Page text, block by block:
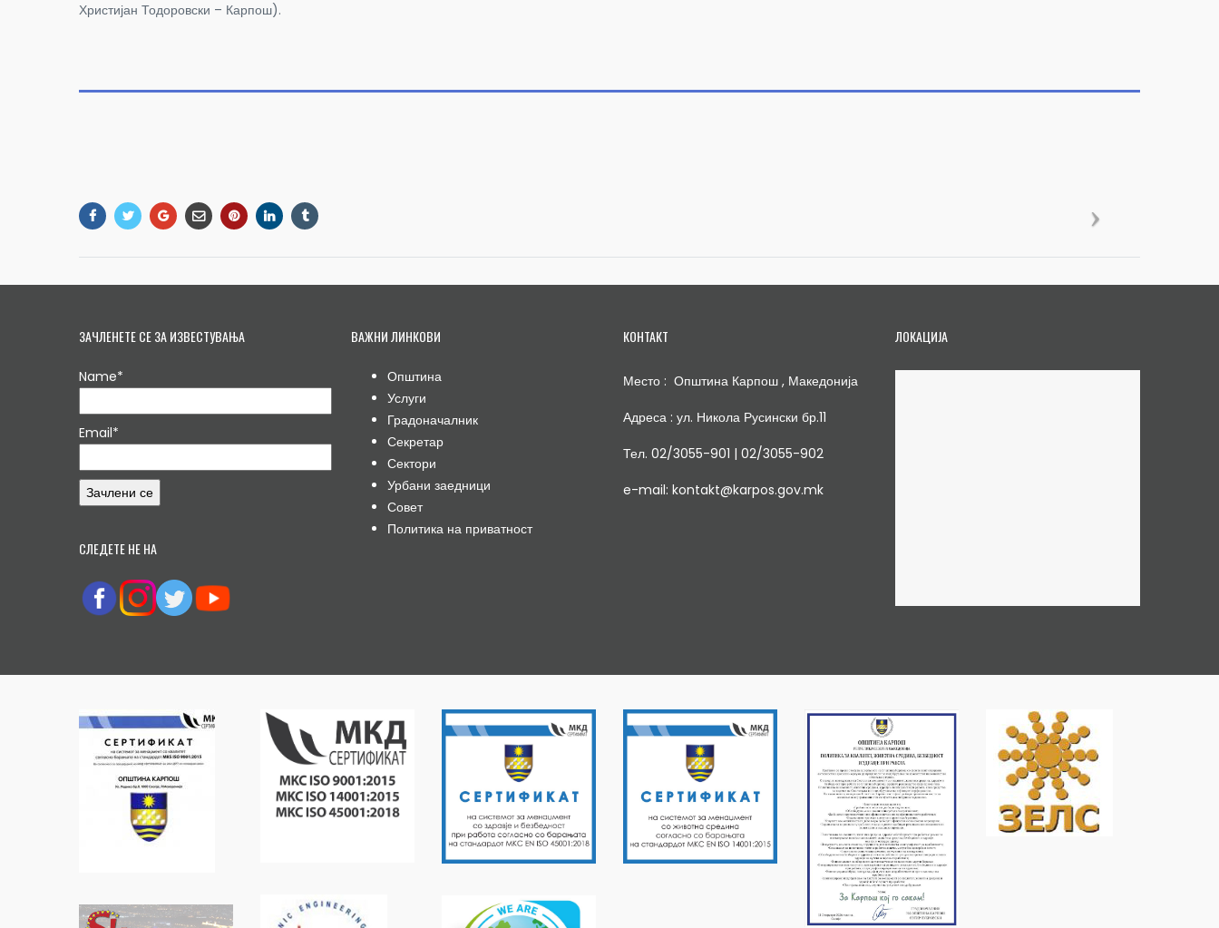
Христијан Тодоровски – Карпош).
ЗАЧЛЕНЕТЕ СЕ ЗА ИЗВЕСТУВАЊА
Name*
Email*
СЛЕДЕТЕ НЕ НА
ВАЖНИ ЛИНКОВИ
Општина
Услуги
Градоначалник
Секретар
Сектори
Урбани заедници
Совет
Политика на приватност
КОНТАКТ
Место : Општина Карпош , Македонија
Адреса : ул. Никола Русински бр.11
Тел. 02/3055-901 | 02/3055-902
e-mail: kontakt@karpos.gov.mk
ЛОКАЦИЈА